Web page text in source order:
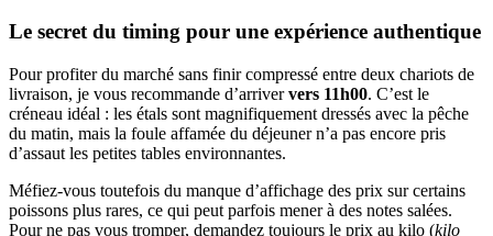
Le secret du timing pour une expérience authentique
Pour profiter du marché sans finir compressé entre deux chariots de
livraison, je vous recommande d’arriververs 11h00. C’est le
créneau idéal : les étals sont magnifiquement dressés avec la pêche
du matin, mais la foule affamée du déjeuner n’a pas encore pris
d’assaut les petites tables environnantes.
Méfiez-vous toutefois du manque d’affichage des prix sur certains
poissons plus rares, ce qui peut parfois mener à des notes salées.
Pour ne pas vous tromper, demandez toujours le prix au kilo (kilo